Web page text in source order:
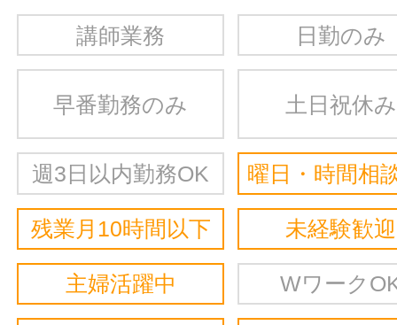
講師業務 日勤のみ
早番勤務のみ 土日祝休み
週3日以内勤務OK 曜日・時間相
残業月10時間以下 未経験歓迎
主婦活躍中 Wワーク